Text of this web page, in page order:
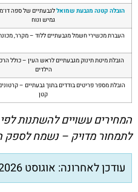
הובלה קטנה מגבעת שמואללגבעתיים של ספה
גמיש ונוח
העברת מכשירי חשמל מגבעתיים ללוד – מקרר,
הובלת מיטת תינוק מגבעתיים לראש העין – כולל
הילדים
הובלת מספר פריטים בודדים בתוך גבעתיים –
קטן
המחירים עשויים להשתנות
לתמחור מדויק – נשמח לספק
עודכן לאחרונה: אוגוסט 2026